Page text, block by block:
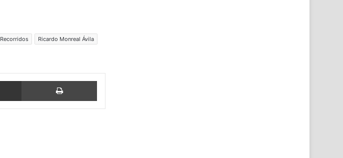
Recorridos
Ricardo Monreal Ávila
vía email Imprimir